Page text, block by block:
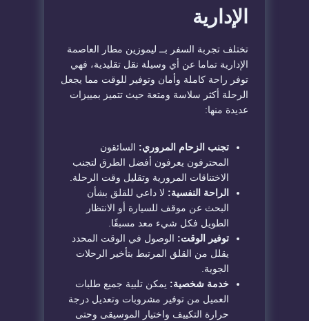
الإدارية
تختلف تجربة السفر بــ ليموزين مطار العاصمة
الإدارية تماما عن أي وسيلة نقل تقليدية، فهي
توفر راحة كاملة وأمان وتوفير للوقت مما يجعل
الرحلة أكثر سلاسة ومتعة حيث تتميز بمييزات
عديدة منها:
تجنب الزحام المروري: السائقون
المحترفون يعرفون أفضل الطرق لتجنب
الاختناقات المرورية وتقليل وقت الرحلة.
الراحة النفسية: لا داعي للقلق بشأن
البحث عن موقف للسيارة أو الانتظار
الطويل فكل شيء معد مسبقًا.
توفير الوقت: الوصول في الوقت المحدد
يقلل من القلق المرتبط بتأخير الرحلات
الجوية.
خدمة شخصية: يمكن تلبية جميع طلبات
العميل من توفير مشروبات وتعديل درجة
حرارة التكييف واختيار الموسيقى وحتى